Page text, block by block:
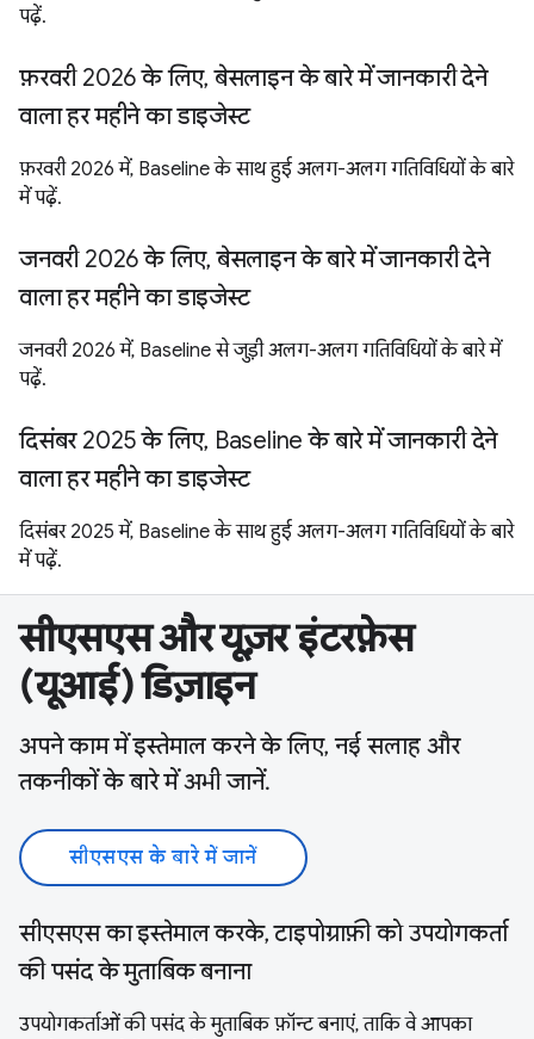
पढ़ें.
फ़रवरी 2026 के लिए, बेसलाइन के बारे में जानकारी देने
वाला हर महीने का डाइजेस्ट
फ़रवरी 2026 में, Baseline के साथ हुई अलग-अलग गतिविधियों के बारे
में पढ़ें.
जनवरी 2026 के लिए, बेसलाइन के बारे में जानकारी देने
वाला हर महीने का डाइजेस्ट
जनवरी 2026 में, Baseline से जुड़ी अलग-अलग गतिविधियों के बारे में
पढ़ें.
दिसंबर 2025 के लिए, Baseline के बारे में जानकारी देने
वाला हर महीने का डाइजेस्ट
दिसंबर 2025 में, Baseline के साथ हुई अलग-अलग गतिविधियों के बारे
में पढ़ें.
सीएसएस और यूज़र इंटरफ़ेस
(यूआई) डिज़ाइन
अपने काम में इस्तेमाल करने के लिए, नई सलाह और
तकनीकों के बारे में अभी जानें.
सीएसएस के बारे में जानें
सीएसएस का इस्तेमाल करके, टाइपोग्राफ़ी को उपयोगकर्ता
की पसंद के मुताबिक बनाना
उपयोगकर्ताओं की पसंद के मुताबिक फ़ॉन्ट बनाएं, ताकि वे आपका